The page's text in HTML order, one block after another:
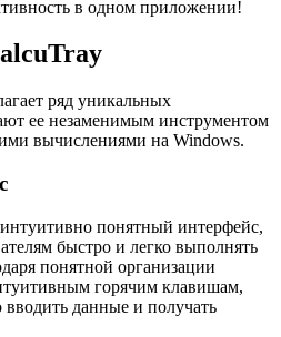
в одном приложении!
ряд уникальных
ее незаменимым инструментом
вычислениями на Windows.
понятный интерфейс,
быстро и легко выполнять
понятной организации
горячим клавишам,
вводить данные и получать